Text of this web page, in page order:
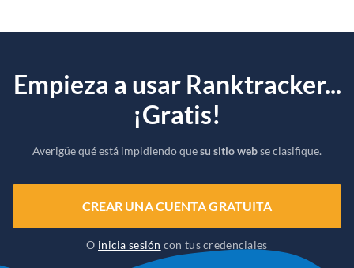
Empieza a usar Ranktracker...
¡Gratis!
Averigüe qué está impidiendo quesu sitio webse clasifique.
CREAR UNA CUENTA GRATUITA
O inicia sesión con tus credenciales